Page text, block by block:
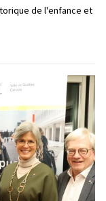
de l'enfance et